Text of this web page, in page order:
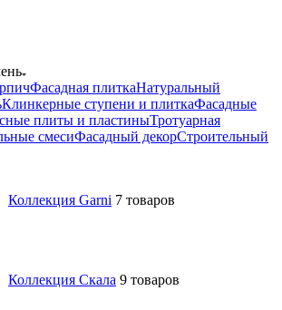
Фасадная плиткаНатуральный
Клинкерные ступени и плиткаФасадные
плиты и пластиныТротуарная
смесиФасадный декорСтроительный
Коллекция Garni 7 товаров
Коллекция Скала 9 товаров